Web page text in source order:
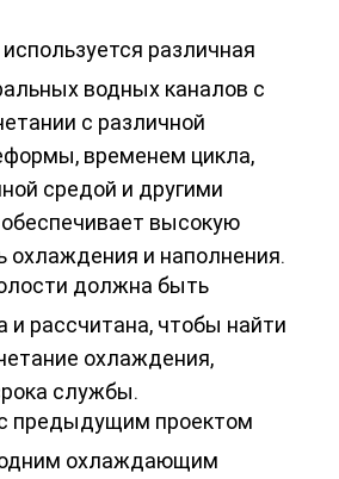
различная
водных каналов с
с различной
временем цикла,
средой и другими
высокую
охлаждения и наполнения.
должна быть
и рассчитана, чтобы найти
охлаждения,
службы.
предыдущим проектом
одним охлаждающим